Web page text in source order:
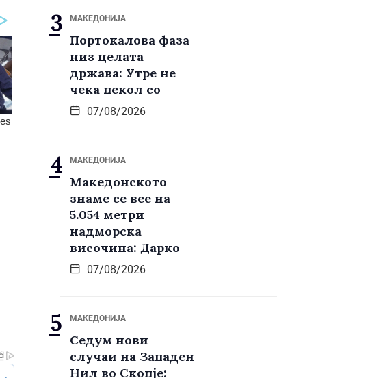
МАКЕДОНИЈА
Портокалова фаза
низ целата
држава: Утре не
чека пекол со
07/08/2026
МАКЕДОНИЈА
Македонското
знаме се вее на
5.054 метри
надморска
височина: Дарко
07/08/2026
МАКЕДОНИЈА
Седум нови
случаи на Западен
Нил во Скопје: